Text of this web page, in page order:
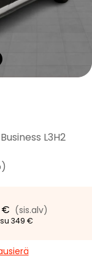
L3H2
€ (sis.alv)
349 €